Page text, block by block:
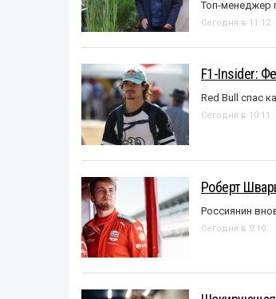
Топ-менеджер
Сегодня в 11:12
F1-Insider:
Red Bull спас
Сегодня в 10:11
Роберт
Россиянин
Сегодня в 9:10